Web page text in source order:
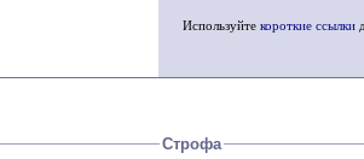
Используйте короткие ссылки
Строфа